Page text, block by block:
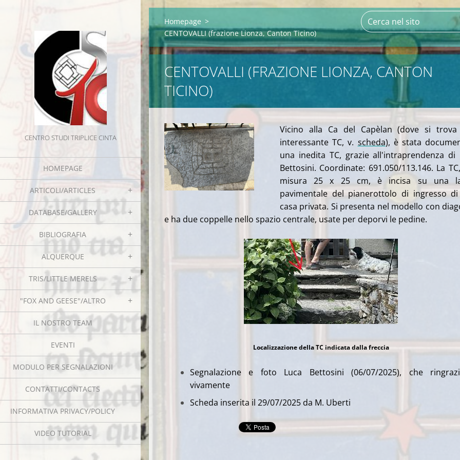
CENTRO STUDI TRIPLICE CINTA
HOMEPAGE
ARTICOLI/ARTICLES
DATABASE/GALLERY
BIBLIOGRAFIA
ALQUERQUE
TRIS/LITTLE MERELS
"FOX AND GEESE"/ALTRO
IL NOSTRO TEAM
EVENTI
MODULO PER SEGNALAZIONI
CONTATTI/CONTACTS
INFORMATIVA PRIVACY/POLICY
VIDEO TUTORIAL
Homepage >
CENTOVALLI (frazione Lionza, Canton Ticino)
CENTOVALLI (FRAZIONE LIONZA, CANTON
TICINO)
Vicino alla Ca del Capèlan (dove si
interessante TC, v. scheda), è stata
una inedita TC, grazie all'intraprendenza di
Bettosini. Coordinate: 691.050/113.146. La
misura 25 x 25 cm, è incisa su una
pavimentale del pianerottolo di ingresso
casa privata. Si presenta nel modello con
e ha due coppelle nello spazio centrale, usate per deporvi le pedine.
Localizzazione della TC indicata dalla freccia
Segnalazione e foto Luca Bettosini (06/07/2025), che
vivamente
Scheda inserita il 29/07/2025 da M. Uberti